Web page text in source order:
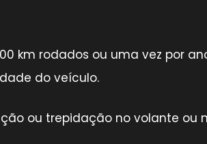
km rodados ou uma vez por
do veículo.
ou trepidação no volante ou